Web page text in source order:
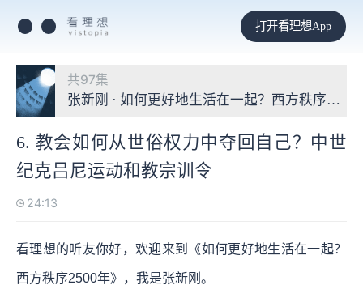
打开看理想App
共97集
张新刚 · 如何更好地生活在一起？西方秩序2500
6. 教会如何从世俗权力中夺回自己？中世
纪克吕尼运动和教宗训令
24:13
看理想的听友你好，欢迎来到《如何更好地生活在一起？
西方秩序2500年》，我是张新刚。